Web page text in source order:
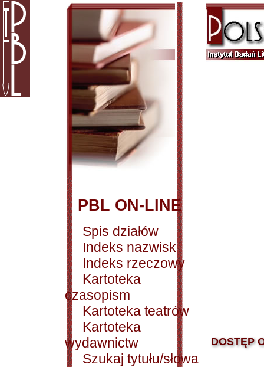
PBL ON-LINE
Spis działów
Indeks nazwisk
Indeks rzeczowy
Kartoteka
czasopism
Kartoteka teatrów
Kartoteka
wydawnictw
Szukaj tytułu/słowa
DOSTĘP